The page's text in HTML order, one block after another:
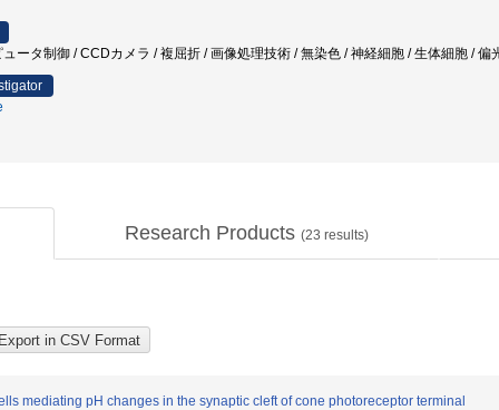
ータ制御 / CCDカメラ / 複屈折 / 画像処理技術 / 無染色 / 神経細胞 / 生体細胞 / 偏
Research Products (23 results)
mediating pH changes in the synaptic cleft of cone photoreceptor terminal